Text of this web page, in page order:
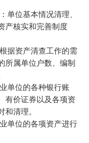
位基本情况清理、
产核实和完善制度
据资产清查工作的需
所属单位户数、编制
单位的各种银行账
有价证券以及各项资
清理。
单位的各项资产进行